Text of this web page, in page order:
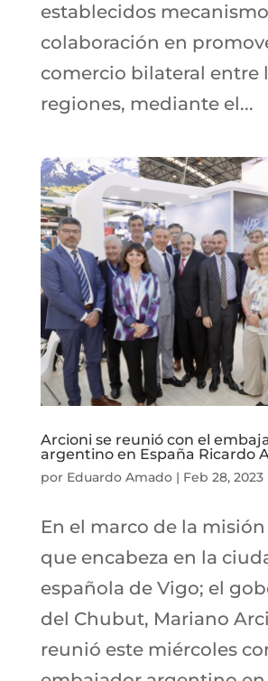
establecidos
colaboración en
comercio bilateral entre
regiones, mediante el...
Arcioni se reunió con el
argentino en España Ricardo
por Eduardo Amado| Feb 28, 2023
En el marco de la
que encabeza en la
española de Vigo; el
del Chubut, Mariano
reunió este miércoles